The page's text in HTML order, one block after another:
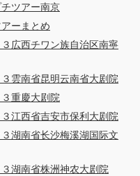
ツアー南京
ーまとめ
広西チワン族自治区南寧
雲南省昆明云南省大剧院
重慶大剧院
江西省吉安市保利大剧院
湖南省长沙梅溪湖国际文
湖南省株洲神农大剧院